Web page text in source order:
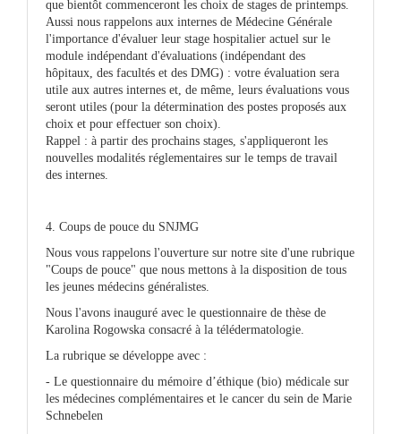
que bientôt commenceront les choix de stages de printemps.
Aussi nous rappelons aux internes de Médecine Générale
l'importance d'évaluer leur stage hospitalier actuel sur le
module indépendant d'évaluations (indépendant des
hôpitaux, des facultés et des DMG) : votre évaluation sera
utile aux autres internes et, de même, leurs évaluations vous
seront utiles (pour la détermination des postes proposés aux
choix et pour effectuer son choix).
Rappel : à partir des prochains stages, s'appliqueront les
nouvelles modalités réglementaires sur le temps de travail
des internes.
4. Coups de pouce du SNJMG
Nous vous rappelons l'ouverture sur notre site d'une rubrique
"Coups de pouce" que nous mettons à la disposition de tous
les jeunes médecins généralistes.
Nous l'avons inauguré avec le questionnaire de thèse de
Karolina Rogowska consacré à la télédermatologie.
La rubrique se développe avec :
- Le questionnaire du mémoire d’éthique (bio) médicale sur
les médecines complémentaires et le cancer du sein de Marie
Schnebelen